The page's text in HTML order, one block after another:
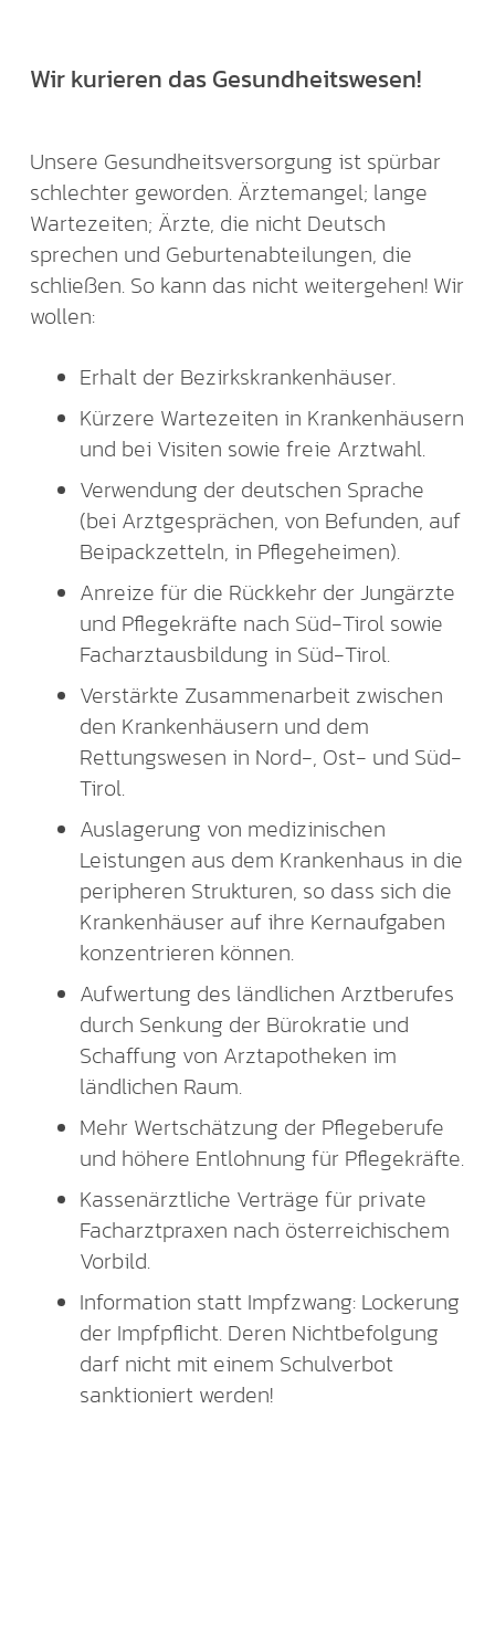
Wir kurieren das Gesundheitswesen!
Unsere Gesundheitsversorgung ist spürbar
schlechter geworden. Ärztemangel; lange
Wartezeiten; Ärzte, die nicht Deutsch
sprechen und Geburtenabteilungen, die
schließen. So kann das nicht weitergehen! Wir
wollen:
Erhalt der Bezirkskrankenhäuser.
Kürzere Wartezeiten in Krankenhäusern
und bei Visiten sowie freie Arztwahl.
Verwendung der deutschen Sprache
(bei Arztgesprächen, von Befunden, auf
Beipackzetteln, in Pflegeheimen).
Anreize für die Rückkehr der Jungärzte
und Pflegekräfte nach Süd-Tirol sowie
Facharztausbildung in Süd-Tirol.
Verstärkte Zusammenarbeit zwischen
den Krankenhäusern und dem
Rettungswesen in Nord-, Ost- und Süd-
Tirol.
Auslagerung von medizinischen
Leistungen aus dem Krankenhaus in die
peripheren Strukturen, so dass sich die
Krankenhäuser auf ihre Kernaufgaben
konzentrieren können.
Aufwertung des ländlichen Arztberufes
durch Senkung der Bürokratie und
Schaffung von Arztapotheken im
ländlichen Raum.
Mehr Wertschätzung der Pflegeberufe
und höhere Entlohnung für Pflegekräfte.
Kassenärztliche Verträge für private
Facharztpraxen nach österreichischem
Vorbild.
Information statt Impfzwang: Lockerung
der Impfpflicht. Deren Nichtbefolgung
darf nicht mit einem Schulverbot
sanktioniert werden!